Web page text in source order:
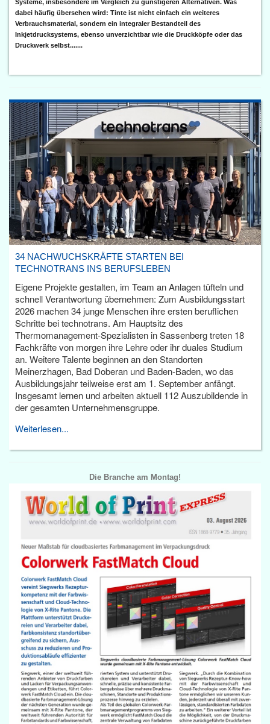
Systeme, insbesondere im Vergleich zu günstigeren Alternativen. Was
dabei häufig übersehen wird: Tinte ist nicht einfach ein weiteres
Verbrauchsmaterial, sondern ein integraler Bestandteil des
Inkjetdrucksystems, ebenso unverzichtbar wie die Druckköpfe oder das
Druckwerk selbst.......
34 NACHWUCHSKRÄFTE STARTEN BEI
TECHNOTRANS INS BERUFSLEBEN
Eigene Projekte gestalten, im Team an Anlagen tüfteln und
schnell Verantwortung übernehmen: Zum Ausbildungsstart
2026 machen 34 junge Menschen ihre ersten beruflichen
Schritte bei technotrans. Am Hauptsitz des
Thermomanagement-Spezialisten in Sassenberg treten 18
Fachkräfte von morgen ihre Lehre oder ihr duales Studium
an. Weitere Talente beginnen an den Standorten
Meinerzhagen, Bad Doberan und Baden-Baden, wo das
Ausbildungsjahr teilweise erst am 1. September anfängt.
Insgesamt lernen und arbeiten aktuell 112 Auszubildende in
der gesamten Unternehmensgruppe.
Weiterlesen...
Die Branche am Montag!